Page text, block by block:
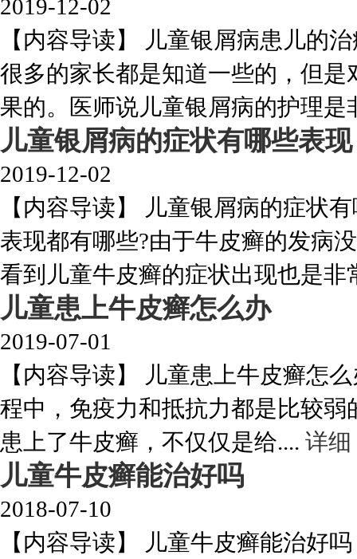
2019-12-02
【内容导读】 儿童银屑病患儿的
很多的家长都是知道一些的，但
果的。医师说儿童银屑病的护理
儿童银屑病的症状有哪些表现
2019-12-02
【内容导读】 儿童银屑病的症状
表现都有哪些?由于牛皮癣的发病
看到儿童牛皮癣的症状出现也是非
儿童患上牛皮癣怎么办
2019-07-01
【内容导读】 儿童患上牛皮癣怎
程中，免疫力和抵抗力都是比较
患上了牛皮癣，不仅仅是给.... 详细
儿童牛皮癣能治好吗
2018-07-10
【内容导读】 儿童牛皮癣能治好